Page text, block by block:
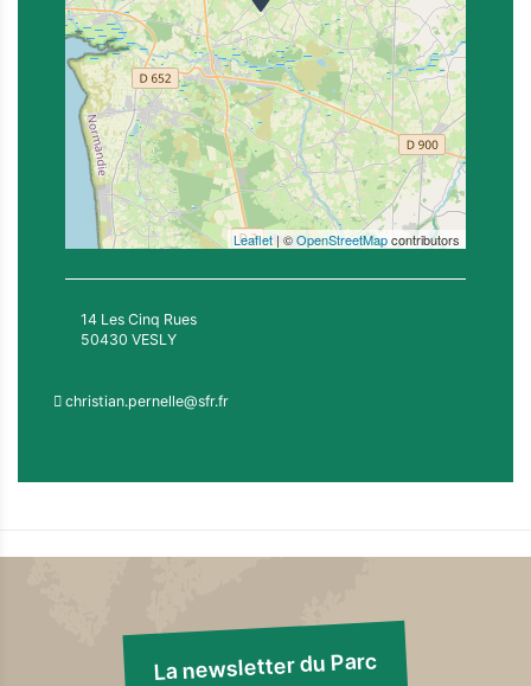
Leaflet | ©OpenStreetMapcontributors
14 Les Cinq Rues
50430 VESLY
christian.pernelle@sfr.fr
La newsletter du Parc